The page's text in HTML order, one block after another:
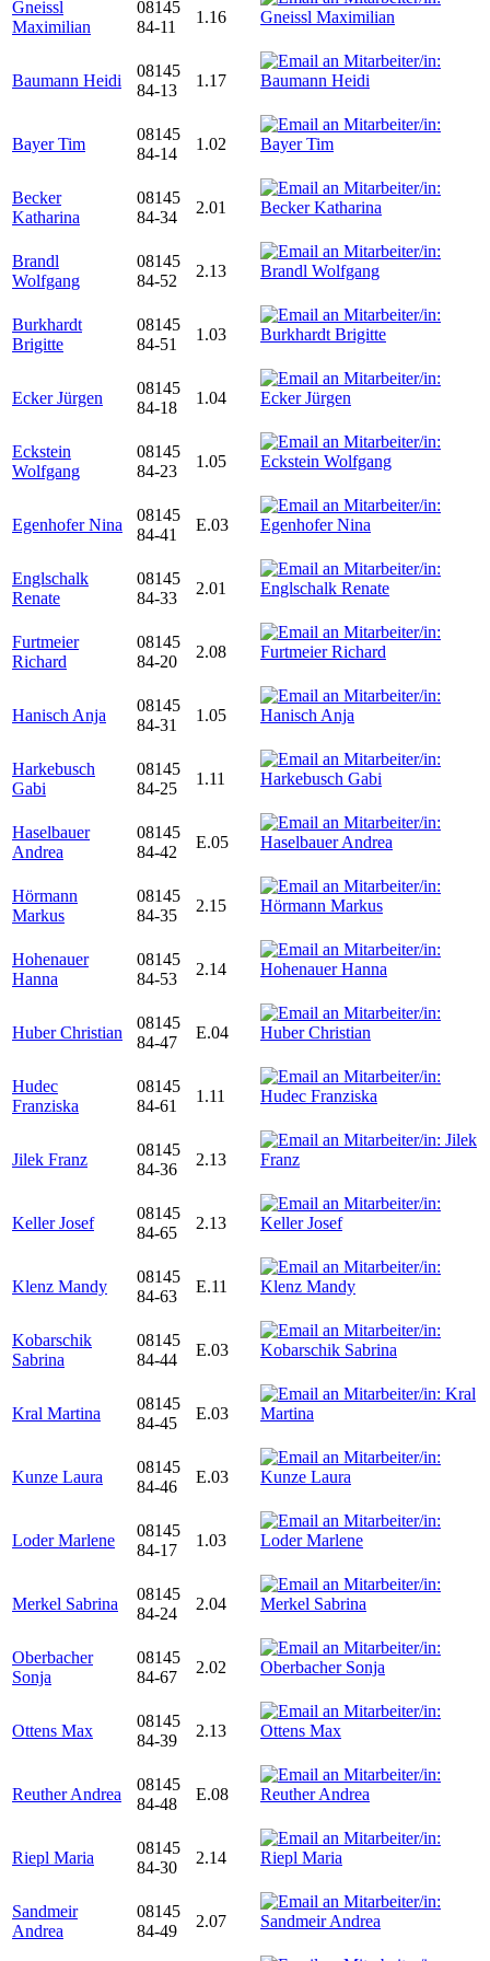
Gneissl
Maximilian
08145
84-11
1.16
Baumann Heidi
08145
84-13
1.17
Bayer Tim
08145
84-14
1.02
Becker
Katharina
08145
84-34
2.01
Brandl
Wolfgang
08145
84-52
2.13
Burkhardt
Brigitte
08145
84-51
1.03
Ecker Jürgen
08145
84-18
1.04
Eckstein
Wolfgang
08145
84-23
1.05
Egenhofer Nina
08145
84-41
E.03
Englschalk
Renate
08145
84-33
2.01
Furtmeier
Richard
08145
84-20
2.08
Hanisch Anja
08145
84-31
1.05
Harkebusch
Gabi
08145
84-25
1.11
Haselbauer
Andrea
08145
84-42
E.05
Hörmann
Markus
08145
84-35
2.15
Hohenauer
Hanna
08145
84-53
2.14
Huber Christian
08145
84-47
E.04
Hudec
Franziska
08145
84-61
1.11
Jilek Franz
08145
84-36
2.13
Keller Josef
08145
84-65
2.13
Klenz Mandy
08145
84-63
E.11
Kobarschik
Sabrina
08145
84-44
E.03
Kral Martina
08145
84-45
E.03
Kunze Laura
08145
84-46
E.03
Loder Marlene
08145
84-17
1.03
Merkel Sabrina
08145
84-24
2.04
Oberbacher
Sonja
08145
84-67
2.02
Ottens Max
08145
84-39
2.13
Reuther Andrea
08145
84-48
E.08
Riepl Maria
08145
84-30
2.14
Sandmeir
Andrea
08145
84-49
2.07